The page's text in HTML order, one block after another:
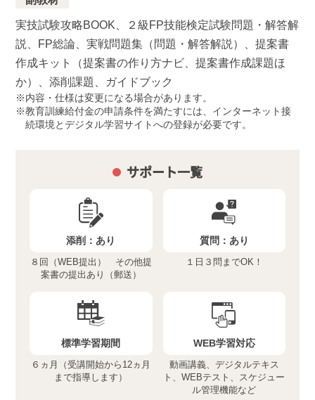
受講期間内であれば何度でもお取組みいただけます
（例年５月末頃～６月下旬頃は、法改正対応に伴う利
用停止期間がございます。休止・再開時期はデジタル
学習サイトでお知らせいたします。）。
実技試験攻略BOOK、２級FP技能検定試験問題・解答解
説、FP総論、実戦問題集（問題・解答解説）、提案書
作成キット（提案書の作り方ナビ、提案書作成課題ほ
か）、添削課題、ガイドブック
内容・仕様は変更になる場合があります。
教育訓練給付金の申請条件を満たすには、インターネット接
続環境とデジタル学習サイトへの登録が必要です。
サポート一覧
添削：あり
８回（WEB提出） その他提
案書の提出あり（郵送）
質問： あり
１日３問までOK！
標準学習期間
６ヵ月（受講開始から12ヵ月
まで指導します）
WEB学習対応
動画講義、デジタルテキス
ト、WEBテスト、スケジュー
ル管理機能など